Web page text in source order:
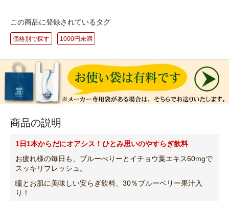
この商品に登録されているタグ
価格別で探す 1000円未満
商品の説明
1日1本からだにオアシス！ひとみ思いのやすらぎ飲料
お疲れ様の毎日も、ブルーべりーとイチョウ葉エキス60mgで
スッキリフレッシュ。
瞳とお肌に美味しい安らぎ飲料、30％ブルーベリー果汁入
り！